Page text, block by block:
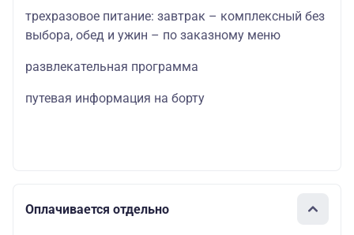
трехразовое питание: завтрак – комплексный без
выбора, обед и ужин – по заказному меню
развлекательная программа
путевая информация на борту
Оплачивается отдельно